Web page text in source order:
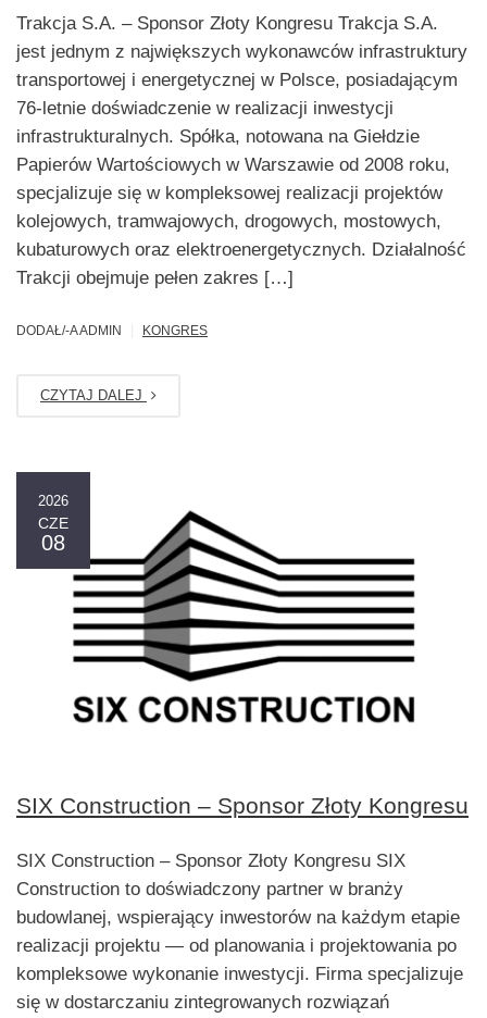
Trakcja S.A. – Sponsor Złoty Kongresu Trakcja S.A.
jest jednym z największych wykonawców infrastruktury
transportowej i energetycznej w Polsce, posiadającym
76-letnie doświadczenie w realizacji inwestycji
infrastrukturalnych. Spółka, notowana na Giełdzie
Papierów Wartościowych w Warszawie od 2008 roku,
specjalizuje się w kompleksowej realizacji projektów
kolejowych, tramwajowych, drogowych, mostowych,
kubaturowych oraz elektroenergetycznych. Działalność
Trakcji obejmuje pełen zakres […]
DODAŁ/-A ADMIN KONGRES
CZYTAJ DALEJ
2026
CZE
08
SIX Construction – Sponsor Złoty Kongresu
SIX Construction – Sponsor Złoty Kongresu SIX
Construction to doświadczony partner w branży
budowlanej, wspierający inwestorów na każdym etapie
realizacji projektu — od planowania i projektowania po
kompleksowe wykonanie inwestycji. Firma specjalizuje
się w dostarczaniu zintegrowanych rozwiązań